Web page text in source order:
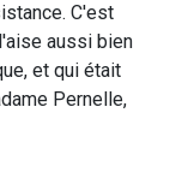
C'est
aussi bien
et qui était
Pernelle,